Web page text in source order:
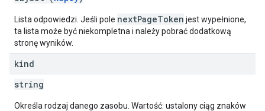
Lista odpowiedzi. Jeśli pole nextPageToken jest wypełnione,
ta lista może być niekompletna i należy pobrać dodatkową
stronę wyników.
kind
string
Określa rodzaj danego zasobu. Wartość: ustalony ciąg znaków